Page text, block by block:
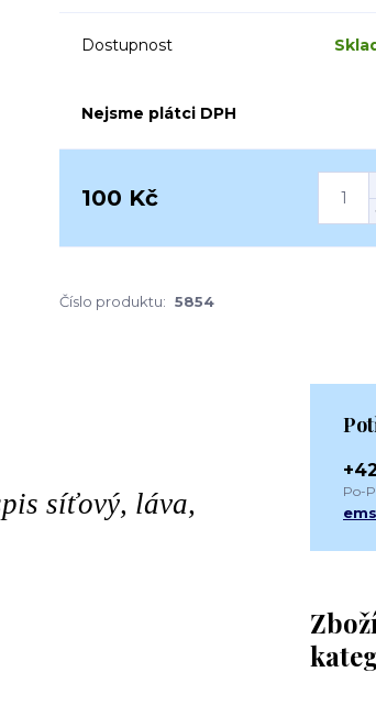
Dostupnost
Nejsme plátci DPH
100 Kč
Číslo produktu: 5854
síťový, láva,
Po-